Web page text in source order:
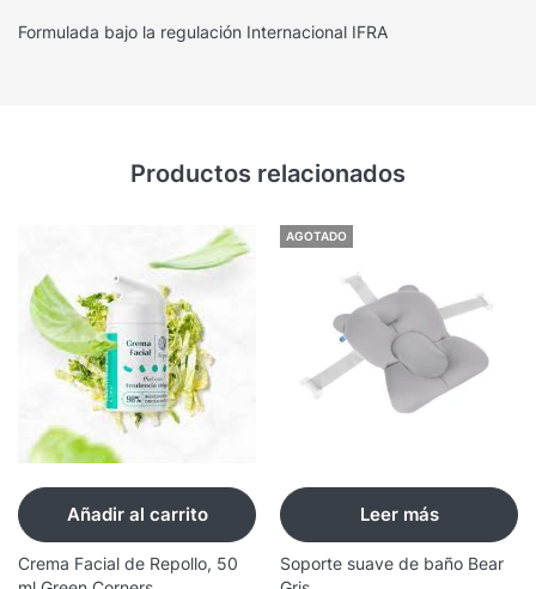
Formulada bajo la regulación Internacional IFRA
Productos relacionados
Añadir al carrito
Crema Facial de Repollo, 50
AGOTADO
Leer más
Soporte suave de baño Bear